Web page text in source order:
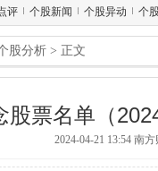
评 个股新闻 个股异动 个
股分析 > 正文
股票名单（
2024-04-21 13:54 南